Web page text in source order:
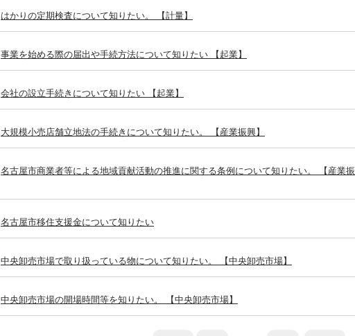
はかりの定期検査について知りたい。 【計量】
事業を始める際の届出や手続方法について知りたい 【起業】
会社の設立手続きについて知りたい 【起業】
大規模小売店舗立地法の手続きについて知りたい。 【産業振興】
名古屋市商業者等による地域貢献活動の推進に関する条例について知りたい。 【産業振
名古屋市移住支援金について知りたい
中央卸売市場で取り扱っている物について知りたい。 【中央卸売市場】
中央卸売市場の開場時間等を知りたい。 【中央卸売市場】